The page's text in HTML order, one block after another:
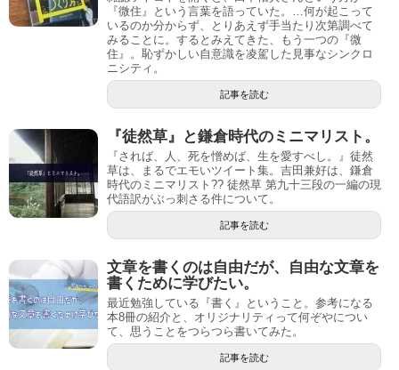
『微住』という言葉を語っていた。…何が起こって
いるのか分からず、とりあえず手当たり次第調べて
みることに。するとみえてきた、もう一つの『微
住』。恥ずかしい自意識を凌駕した見事なシンクロ
ニシティ。
記事を読む
『徒然草』と鎌倉時代のミニマリスト。
『されば、人、死を憎めば、生を愛すべし。』徒然
草は、まるでエモいツイート集。吉田兼好は、鎌倉
時代のミニマリスト?? 徒然草 第九十三段の一編の現
代語訳がぶっ刺さる件について。
記事を読む
文章を書くのは自由だが、自由な文章を
書くために学びたい。
最近勉強している『書く』ということ。参考になる
本8冊の紹介と、オリジナリティって何ぞやについ
て、思うことをつらつら書いてみた。
記事を読む